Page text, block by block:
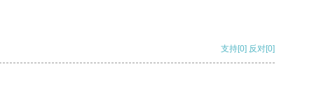
支持[0] 反对[0]